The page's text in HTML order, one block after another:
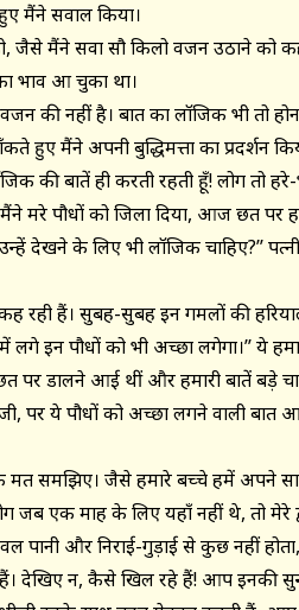
मैंने सवाल किया।
जैसे मैंने सवा सौ किलो वजन उठाने को
का भाव आ चुका था।
वजन की नहीं है। बात का लॉजिक भी तो
हुए मैंने अपनी बुद्धिमत्ता का प्रदर्शन
की बातें ही करती रहती हूँ! लोग
पौधों को जिला दिया, आज छत पर
देखने के लिए भी लॉजिक चाहिए?’’
रही हैं। सुबह-सुबह इन गमलों की
इन पौधों को भी अच्छा लगेगा।’’ ये
डालने आई थीं और हमारी बातें बड़े
पर ये पौधों को अच्छा लगने वाली बात
मत समझिए। जैसे हमारे बच्चे हमें अपने
जब एक माह के लिए यहाँ नहीं थे, तो मेरे
और निराई-गुड़ाई से कुछ नहीं होता,
देखिए न, कैसे खिल रहे हैं! आप इनकी